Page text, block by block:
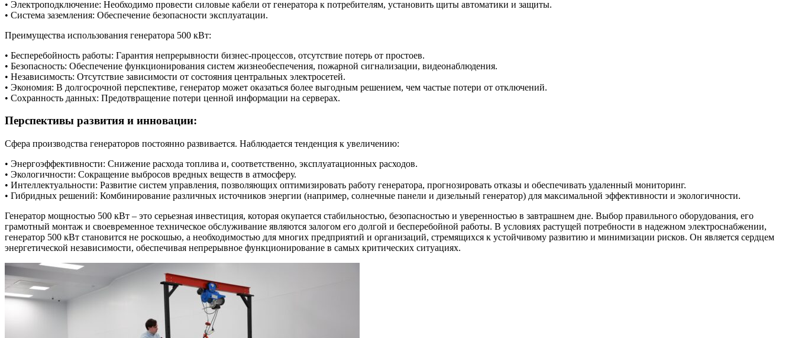
• Электроподключение: Необходимо провести силовые кабели от генератора к потребителям, установить щиты автоматики и защиты.
• Система заземления: Обеспечение безопасности эксплуатации.
Преимущества использования генератора 500 кВт:
• Бесперебойность работы: Гарантия непрерывности бизнес-процессов, отсутствие потерь от простоев.
• Безопасность: Обеспечение функционирования систем жизнеобеспечения, пожарной сигнализации, видеонаблюдения.
• Независимость: Отсутствие зависимости от состояния центральных электросетей.
• Экономия: В долгосрочной перспективе, генератор может оказаться более выгодным решением, чем частые потери от отключений.
• Сохранность данных: Предотвращение потери ценной информации на серверах.
Перспективы развития и инновации:
Сфера производства генераторов постоянно развивается. Наблюдается тенденция к увеличению:
• Энергоэффективности: Снижение расхода топлива и, соответственно, эксплуатационных расходов.
• Экологичности: Сокращение выбросов вредных веществ в атмосферу.
• Интеллектуальности: Развитие систем управления, позволяющих оптимизировать работу генератора, прогнозировать отказы и обеспечивать удаленный мониторинг.
• Гибридных решений: Комбинирование различных источников энергии (например, солнечные панели и дизельный генератор) для максимальной эффективности и экологичности.
Генератор мощностью 500 кВт – это серьезная инвестиция, которая окупается стабильностью, безопасностью и уверенностью в завтрашнем дне. Выбор правильного оборудования, его
грамотный монтаж и своевременное техническое обслуживание являются залогом его долгой и бесперебойной работы. В условиях растущей потребности в надежном электроснабжении,
генератор 500 кВт становится не роскошью, а необходимостью для многих предприятий и организаций, стремящихся к устойчивому развитию и минимизации рисков. Он является сердцем
энергетической независимости, обеспечивая непрерывное функционирование в самых критических ситуациях.